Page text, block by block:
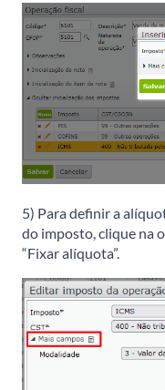
5) Para definir a
do imposto, clique na
“Fixar alíquota”.